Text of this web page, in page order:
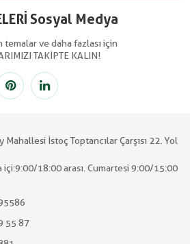
Sosyal Medya
ve daha fazlası için
TAKİPTE KALIN!
Mahallesi İstoç Toptancılar Çarşısı 22. Yol
içi:9:00/18:00 arası. Cumartesi 9:00/15:00
55 87